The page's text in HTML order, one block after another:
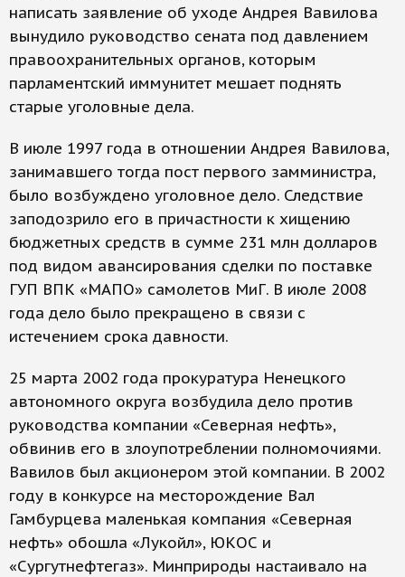
написать заявление об уходе Андрея Вавилова
вынудило руководство сената под давлением
правоохранительных органов, которым
парламентский иммунитет мешает поднять
старые уголовные дела.
В июле 1997 года в отношении Андрея Вавилова,
занимавшего тогда пост первого замминистра,
было возбуждено уголовное дело. Следствие
заподозрило его в причастности к хищению
бюджетных средств в сумме 231 млн долларов
под видом авансирования сделки по поставке
ГУП ВПК «МАПО» самолетов МиГ. В июле 2008
года дело было прекращено в связи с
истечением срока давности.
25 марта 2002 года прокуратура Ненецкого
автономного округа возбудила дело против
руководства компании «Северная нефть»,
обвинив его в злоупотреблении полномочиями.
Вавилов был акционером этой компании. В 2002
году в конкурсе на месторождение Вал
Гамбурцева маленькая компания «Северная
нефть» обошла «Лукойл», ЮКОС и
«Сургутнефтегаз». Минприроды настаивало на